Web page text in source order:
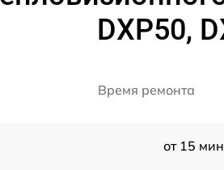
DXP50,
Время ремонта
от 15 мин